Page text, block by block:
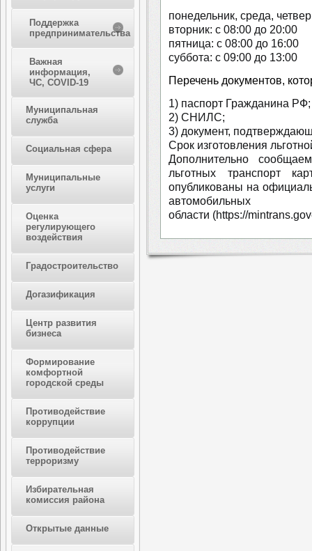
Поддержка
предпринимательства
Важная
информация,
ЧС, COVID-19
Муниципальная
служба
Социальная сфера
Муниципальные
услуги
Оценка
регулирующего
воздействия
Градостроительство
Догазификация
Центр развития
бизнеса
Формирование
комфортной
городской среды
Противодействие
коррупции
Противодействие
терроризму
Избирательная
комиссия района
Открытые данные
понедельник, среда,
вторник: с 08:00 до 20:00
пятница: с 08:00 до 16:00
суббота: с 09:00 до 13:00
Перечень документов,
1) паспорт Гражданина РФ;
2) СНИЛС;
3) документ,
Срок изготовления
Дополнительно
льготных транспорт
опубликованы на
области (https://